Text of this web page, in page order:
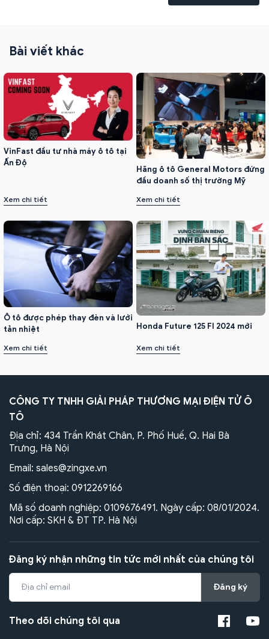
Bài viết khác
VinFast đầu tư nhà máy ô tô tại
Ấn Độ
Xem chi tiết
Hãng ô tô General Motors đứng
đầu doanh số thị trường Mỹ
Xem chi tiết
Ô tô được phép thay đèn và lưới
tản nhiệt
Xem chi tiết
Honda Future 125 FI 2024 mới
Xem chi tiết
CÔNG TY TNHH GIẢI PHÁP THƯƠNG MẠI ĐIỆN TỬ Ô
TÔ
Địa chỉ: 434 Trần Khát Chân, P. Phố Huế, Q. Hai Bà
Trưng, Hà Nội
Email: sales@zingxe.vn
Số điện thoại: 0912269166
Mã số doanh nghiệp: 0109676491. Ngày cấp: 08/01/2024.
Nơi cấp: SKH & ĐT TP. Hà Nội
Đăng ký nhận những tin tức mới nhất của chúng tôi
Đăng ký
Theo dõi chúng tôi qua